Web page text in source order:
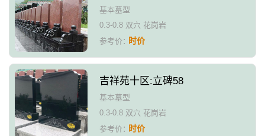
基本墓型
0.3-0.8 双穴 花岗岩
参考价：时价
吉祥苑十区:立碑58
基本墓型
0.3-0.8 双穴 花岗岩
参考价：时价